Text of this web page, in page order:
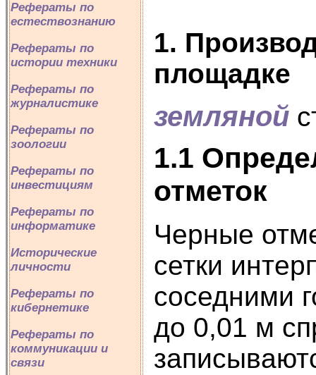
Рефераты по
естествознанию
Рефераты по
истории техники
Рефераты по
журналистике
Рефераты по
зоологии
Рефераты по
инвестициям
Рефераты по
информатике
Исторические
личности
Рефераты по
кибернетике
Рефераты по
коммуникации и
связи
1.
площадке
земляной
1.1
отметок
Черные
сетки
соседними
до 0,01 м